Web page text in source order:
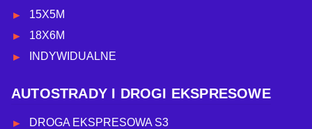
15X5M
18X6M
INDYWIDUALNE
AUTOSTRADY I DROGI EKSPRESOWE
DROGA EKSPRESOWA S3